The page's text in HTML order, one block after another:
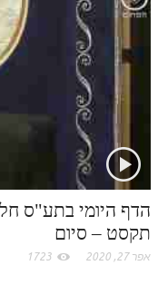
תקסט – סיום
אפר 27, 2020 1723